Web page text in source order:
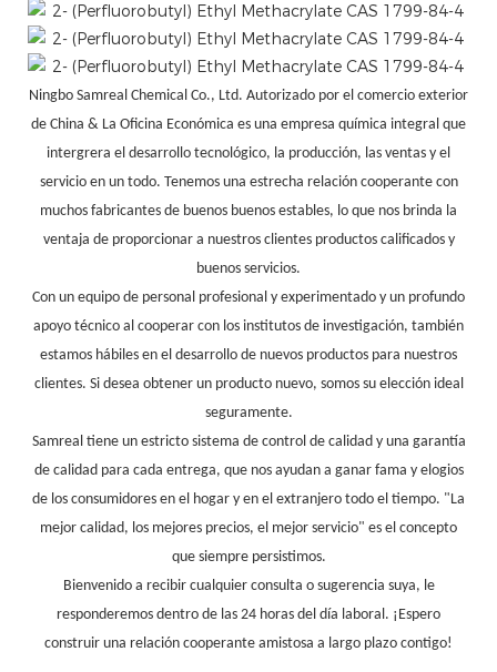
Ningbo Samreal Chemical Co., Ltd. Autorizado por el comercio exterior
de China & La Oficina Económica es una empresa química integral que
intergrera el desarrollo tecnológico, la producción, las ventas y el
servicio en un todo. Tenemos una estrecha relación cooperante con
muchos fabricantes de buenos buenos estables, lo que nos brinda la
ventaja de proporcionar a nuestros clientes productos calificados y
buenos servicios.
Con un equipo de personal profesional y experimentado y un profundo
apoyo técnico al cooperar con los institutos de investigación, también
estamos hábiles en el desarrollo de nuevos productos para nuestros
clientes. Si desea obtener un producto nuevo, somos su elección ideal
seguramente.
Samreal tiene un estricto sistema de control de calidad y una garantía
de calidad para cada entrega, que nos ayudan a ganar fama y elogios
de los consumidores en el hogar y en el extranjero todo el tiempo. "La
mejor calidad, los mejores precios, el mejor servicio" es el concepto
que siempre persistimos.
Bienvenido a recibir cualquier consulta o sugerencia suya, le
responderemos dentro de las 24 horas del día laboral. ¡Espero
construir una relación cooperante amistosa a largo plazo contigo!